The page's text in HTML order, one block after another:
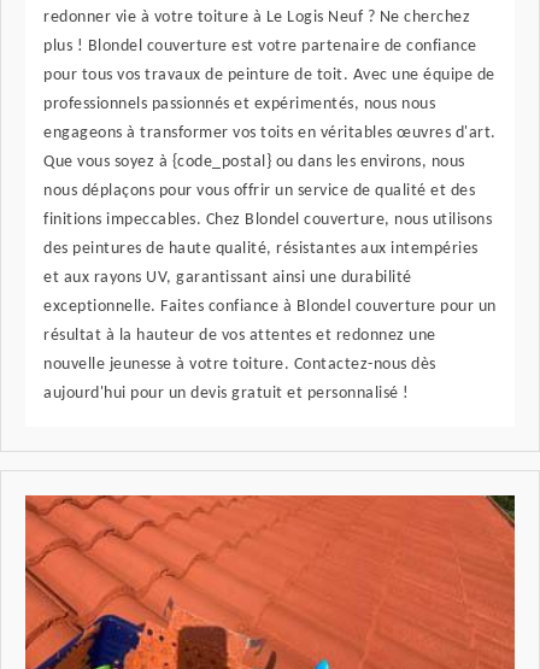
redonner vie à votre toiture à Le Logis Neuf ? Ne cherchez
plus ! Blondel couverture est votre partenaire de confiance
pour tous vos travaux de peinture de toit. Avec une équipe de
professionnels passionnés et expérimentés, nous nous
engageons à transformer vos toits en véritables œuvres d'art.
Que vous soyez à {code_postal} ou dans les environs, nous
nous déplaçons pour vous offrir un service de qualité et des
finitions impeccables. Chez Blondel couverture, nous utilisons
des peintures de haute qualité, résistantes aux intempéries
et aux rayons UV, garantissant ainsi une durabilité
exceptionnelle. Faites confiance à Blondel couverture pour un
résultat à la hauteur de vos attentes et redonnez une
nouvelle jeunesse à votre toiture. Contactez-nous dès
aujourd'hui pour un devis gratuit et personnalisé !